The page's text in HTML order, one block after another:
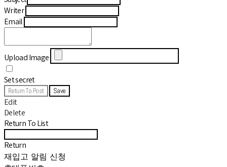
Writer
Email
Upload Image
Set secret
Return To Post Save
Edit
Delete
Return To List
Return
재입고 알림 신청